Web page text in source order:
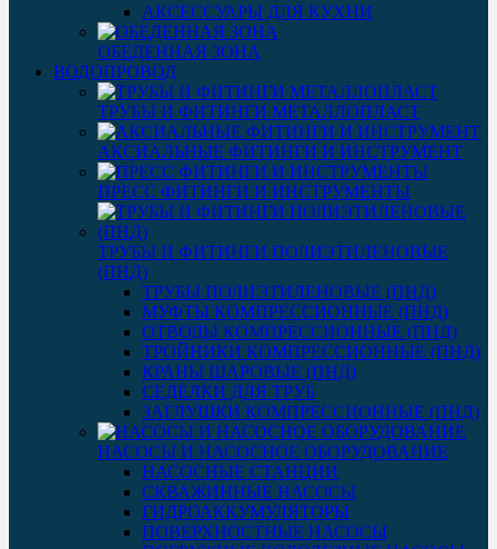
АКСЕССУАРЫ ДЛЯ КУХНИ
ОБЕДЕННАЯ ЗОНА
ВОДОПРОВОД
ТРУБЫ И ФИТИНГИ МЕТАЛЛОПЛАСТ
АКСИАЛЬНЫЕ ФИТИНГИ И ИНСТРУМЕНТ
ПРЕСС ФИТИНГИ И ИНСТРУМЕНТЫ
ТРУБЫ И ФИТИНГИ ПОЛИЭТИЛЕНОВЫЕ
(ПНД)
ТРУБЫ ПОЛИЭТИЛЕНОВЫЕ (ПНД)
МУФТЫ КОМПРЕССИОННЫЕ (ПНД)
ОТВОДЫ КОМПРЕССИОННЫЕ (ПНД)
ТРОЙНИКИ КОМПРЕССИОННЫЕ (ПНД)
КРАНЫ ШАРОВЫЕ (ПНД)
СЕДЕЛКИ ДЛЯ ТРУБ
ЗАГЛУШКИ КОМПРЕССИОННЫЕ (ПНД)
НАСОСЫ И НАСОСНОЕ ОБОРУДОВАНИЕ
НАСОСНЫЕ СТАНЦИИ
СКВАЖИННЫЕ НАСОСЫ
ГИДРОАККУМУЛЯТОРЫ
ПОВЕРХНОСТНЫЕ НАСОСЫ